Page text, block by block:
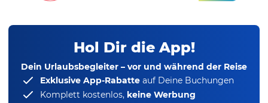
Hol Dir die App!
Dein Urlaubsbegleiter – vor und während der Reise
Exklusive App-Rabatte auf Deine Buchungen
Komplett kostenlos, keine Werbung